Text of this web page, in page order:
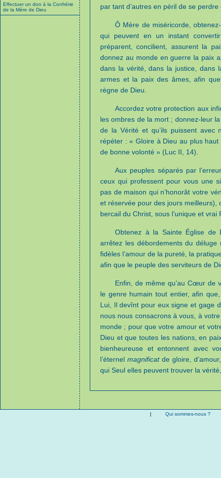
Effectuer un don à la Confrérie
de la Mère de Dieu
par tant d’autres en péril de se
Ô Mère de miséricorde,
qui peuvent en un instant
préparent, concilient, assurent la
donnez au monde en guerre la paix
dans la vérité, dans la justice, dans
armes et la paix des âmes, afin
règne de Dieu.
Accordez votre protection aux
les ombres de la mort ; donnez-leur
de la Vérité et qu’ils puissent avec
répéter : « Gloire à Dieu au plus
de bonne volonté » (Luc II, 14).
Aux peuples séparés par
ceux qui professent pour vous une
pas de maison qui n’honorât votre
et réservée pour des jours meilleurs),
bercail du Christ, sous l’unique et vrai
Obtenez à la Sainte Église de
arrêtez les débordements du
fidèles l’amour de la pureté, la
afin que le peuple des serviteurs de
Enfin, de même qu’au Cœur de
le genre humain tout entier, afin
Lui, Il devînt pour eux signe et gage
nous nous consacrons à vous, à
monde ; pour que votre amour et
Dieu et que toutes les nations, en
bienheureuse et entonnent avec
l’éternelmagnificatde gloire,
qui Seul elles peuvent trouver la
| Qui sommes-nous ?